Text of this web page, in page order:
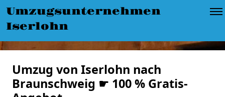
Umzugsunternehmen
Iserlohn
Umzug von Iserlohn nach
Braunschweig ☛ 100 % Gratis-